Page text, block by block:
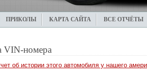
ПРИКОЛЫ КАРТА САЙТА ВСЕ ОТЧЁТЫ
VIN-номера
об истории этого автомобиля у нашего